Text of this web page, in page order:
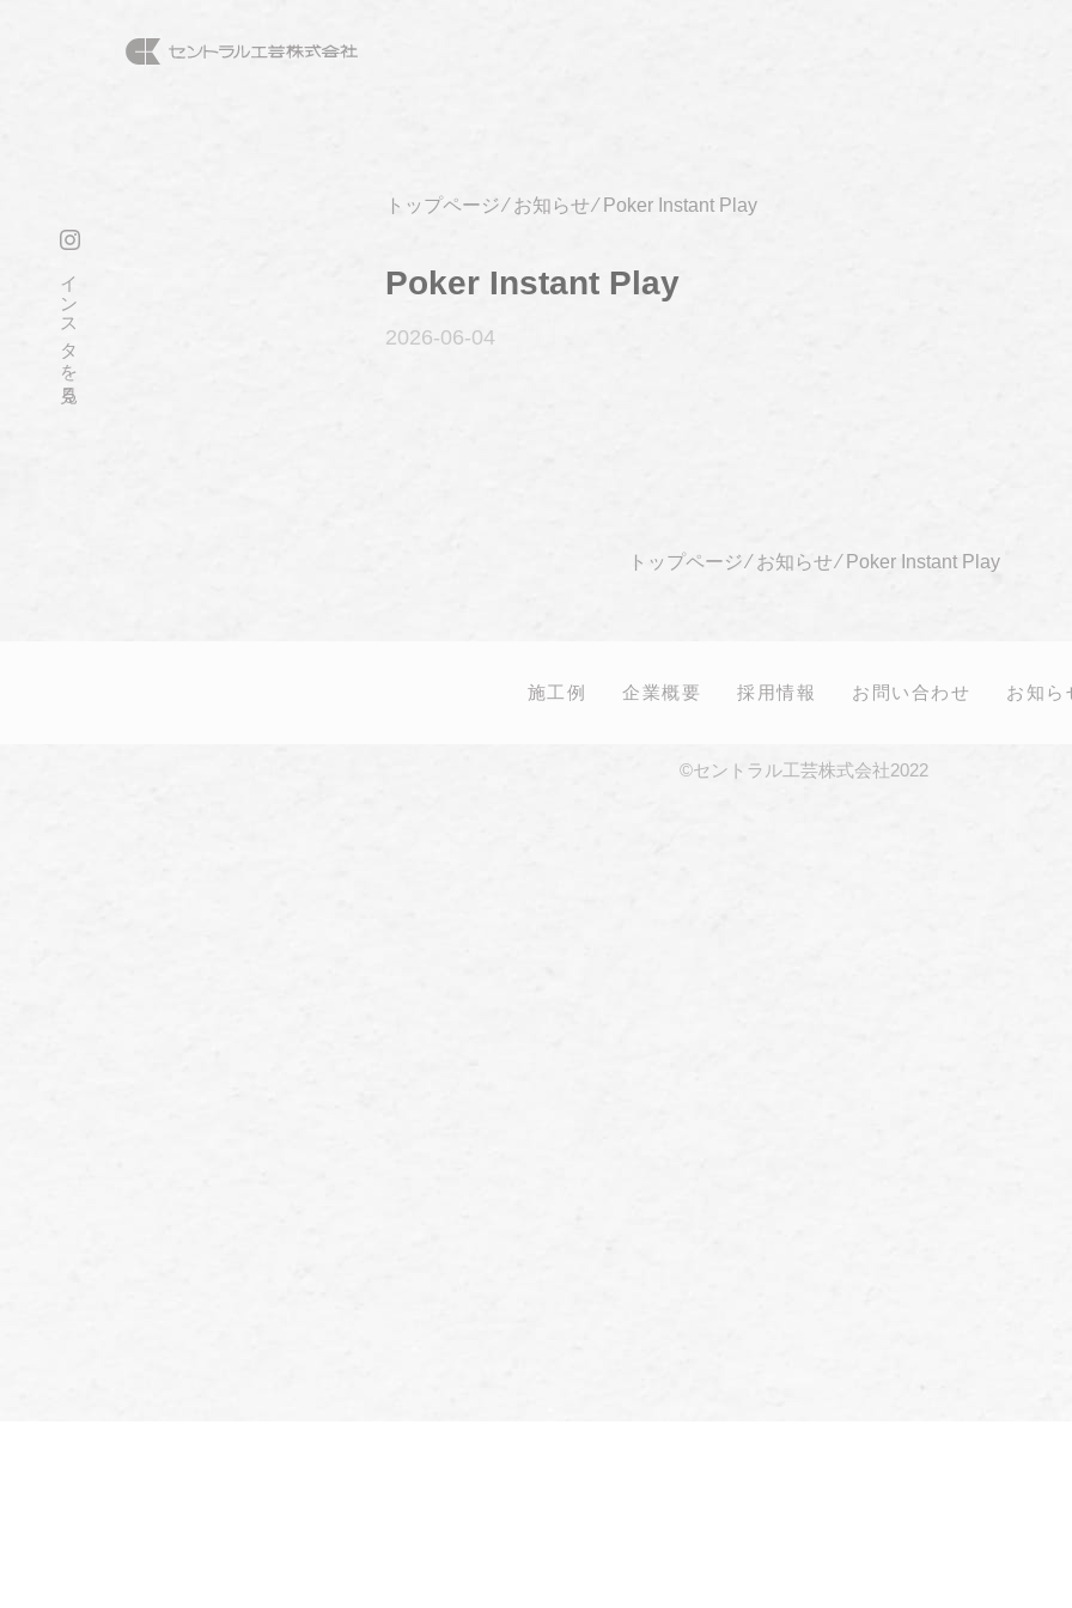
インスタを見る
トップページ⁄ お知らせ⁄ Poker Instant Play
Poker Instant Play
2026-06-04
トップページ⁄ お知らせ⁄ Poker Instant Play
施工例 企業概要 採用情報 お問い合わせ お知ら
©セントラル工芸株式会社2022